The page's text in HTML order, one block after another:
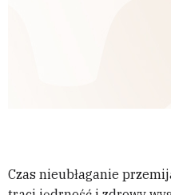
Czas nieubłaganie